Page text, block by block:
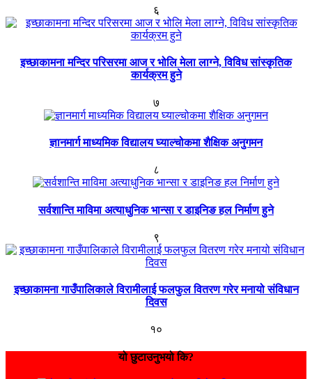
६
इच्छाकामना मन्दिर परिसरमा आज र भोलि मेला लाग्ने, विविध सांस्कृतिक
कार्यक्रम हुने
७
ज्ञानमार्ग माध्यमिक विद्यालय घ्याल्चोकमा शैक्षिक अनुगमन
८
सर्वशान्ति माविमा अत्याधुनिक भान्सा र डाइनिङ हल निर्माण हुने
९
इच्छाकामना गाउँपालिकाले विरामीलाई फलफुल वितरण गरेर मनायो संविधान
दिवस
१०
यो छुटाउनुभयो कि?